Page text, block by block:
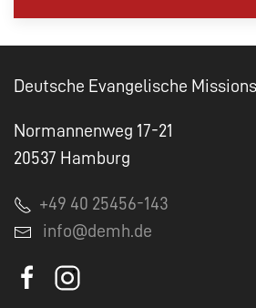
Deutsche Evangelische
Normannenweg 17-21
20537 Hamburg
+49 40 25456-143
info@demh.de